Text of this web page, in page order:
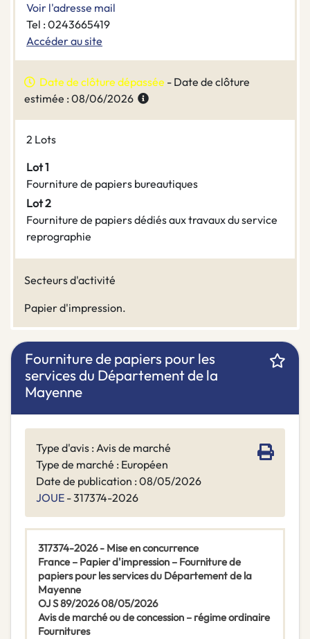
Voir l'adresse mail
Tel : 0243665419
Accéder au site
Date de clôture dépassée - Date de clôture
estimée : 08/06/2026
2 Lots
Lot 1
Fourniture de papiers bureautiques
Lot 2
Fourniture de papiers dédiés aux travaux du service
reprographie
Secteurs d'activité
Papier d'impression.
Fourniture de papiers pour les
services du Département de la
Mayenne
Type d'avis : Avis de marché
Type de marché : Européen
Date de publication : 08/05/2026
JOUE - 317374-2026
317374-2026 - Mise en concurrence
France – Papier d'impression – Fourniture de
papiers pour les services du Département de la
Mayenne
OJ S 89/2026 08/05/2026
Avis de marché ou de concession – régime ordinaire
Fournitures